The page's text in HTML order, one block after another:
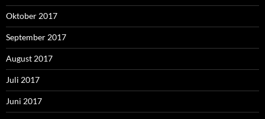
Oktober 2017
September 2017
August 2017
Juli 2017
Juni 2017